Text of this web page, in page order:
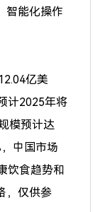
智能化操作
亿美
计2025年将
模预计达
中国市场
饮食趋势和
，仅供参